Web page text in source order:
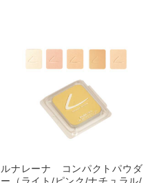
ルナレーナ コンパクトパウダ